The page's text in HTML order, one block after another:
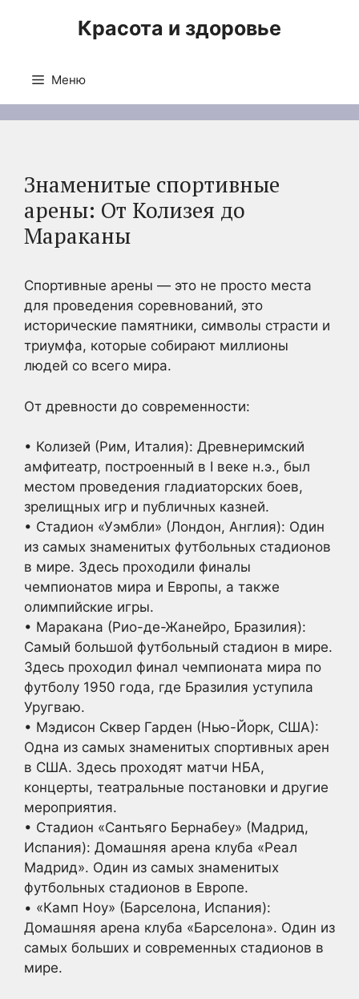
Красота и здоровье
Меню
Знаменитые спортивные
арены: От Колизея до
Мараканы
Спортивные арены — это не просто места
для проведения соревнований, это
исторические памятники, символы страсти и
триумфа, которые собирают миллионы
людей со всего мира.
От древности до современности:
• Колизей (Рим, Италия): Древнеримский
амфитеатр, построенный в I веке н.э., был
местом проведения гладиаторских боев,
зрелищных игр и публичных казней.
• Стадион «Уэмбли» (Лондон, Англия): Один
из самых знаменитых футбольных стадионов
в мире. Здесь проходили финалы
чемпионатов мира и Европы, а также
олимпийские игры.
• Маракана (Рио-де-Жанейро, Бразилия):
Самый большой футбольный стадион в мире.
Здесь проходил финал чемпионата мира по
футболу 1950 года, где Бразилия уступила
Уругваю.
• Мэдисон Сквер Гарден (Нью-Йорк, США):
Одна из самых знаменитых спортивных арен
в США. Здесь проходят матчи НБА,
концерты, театральные постановки и другие
мероприятия.
• Стадион «Сантьяго Бернабеу» (Мадрид,
Испания): Домашняя арена клуба «Реал
Мадрид». Один из самых знаменитых
футбольных стадионов в Европе.
• «Камп Ноу» (Барселона, Испания):
Домашняя арена клуба «Барселона». Один из
самых больших и современных стадионов в
мире.